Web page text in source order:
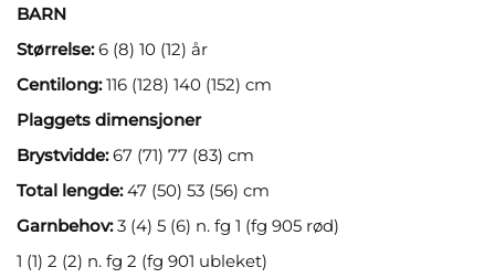
BARN
Størrelse:6 (8) 10 (12) år
Centilong:116 (128) 140 (152) cm
Plaggets dimensjoner
Brystvidde:67 (71) 77 (83) cm
Total lengde:47 (50) 53 (56) cm
Garnbehov:3 (4) 5 (6) n. fg 1 (fg 905 rød)
1 (1) 2 (2) n. fg 2 (fg 901 ubleket)